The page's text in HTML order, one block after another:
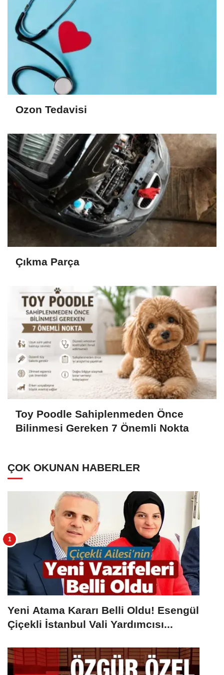
Ozon Tedavisi
Çıkma Parça
Toy Poodle Sahiplenmeden Önce
Bilinmesi Gereken 7 Önemli Nokta
ÇOK OKUNAN HABERLER
Yeni Atama Kararı Belli Oldu! Esengül
Çiçekli İstanbul Vali Yardımcısı...